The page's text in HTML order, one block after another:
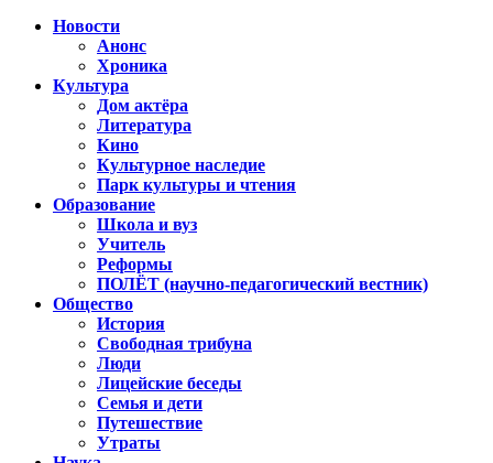
Новости
Анонс
Хроника
Культура
Дом актёра
Литература
Кино
Культурное наследие
Парк культуры и чтения
Образование
Школа и вуз
Учитель
Реформы
ПОЛЁТ (научно-педагогический вестник)
Общество
История
Свободная трибуна
Люди
Лицейские беседы
Семья и дети
Путешествие
Утраты